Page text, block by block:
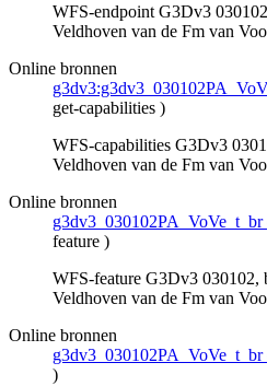
WFS-endpoint G3Dv3
Veldhoven van de Fm van
Online bronnen
get-capabilities )
WFS-capabilities G3Dv3
Veldhoven van de Fm van
Online bronnen
g3dv3_030102PA_VoVe_t_br
feature )
WFS-feature G3Dv3 030102,
Veldhoven van de Fm van
Online bronnen
g3dv3_030102PA_VoVe_t_br
)